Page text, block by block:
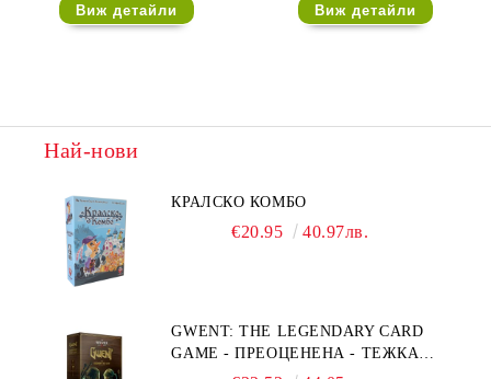
Виж детайли Виж детайли
Най-нови
КРАЛСКО КОМБО
€20.95 40.97лв.
GWENT: THE LEGENDARY CARD
GAME - ПРЕОЦЕНЕНА - ТЕЖКА
ПОВРЕДА НА КУТИЯТА